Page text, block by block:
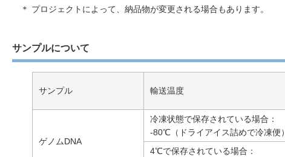
＊ プロジェクトによって、納品物が変更される場合もあります。
サンプルについて
サンプル 輸送温度
ゲノムDNA
冷凍状態で保存されている場合：
-80℃（ドライアイス詰めで冷凍便）
4℃で保存されている場合：